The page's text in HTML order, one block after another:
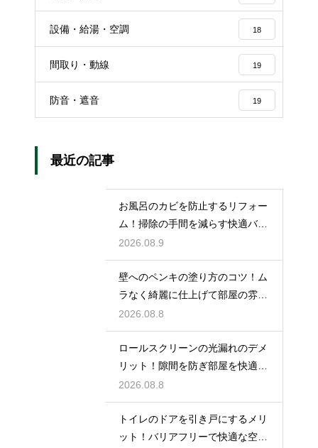
設備・給湯・空調 18
間取り・動線 19
防音・遮音 19
最近の記事
お風呂のカビを防止するリフォー
ム！掃除の手間を減らす快適バス
ルームの技
2026.08.9
壁へのペンキの塗り方のコツ！ム
ラなく綺麗に仕上げて部屋の雰囲
気を一新
2026.08.8
ロールスクリーンの光漏れのデメ
リット！隙間を防ぎ部屋を快適に
する対策法
2026.08.8
トイレのドアを引き戸にするメリ
ット！バリアフリーで快適な空間